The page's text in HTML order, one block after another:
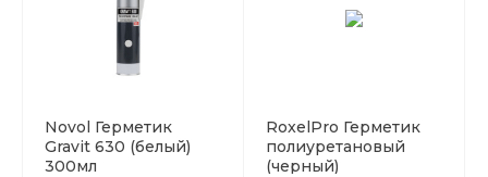
Novol Герметик
Gravit 630 (белый)
300мл
RoxelPro Герметик
полиуретановый
(черный)